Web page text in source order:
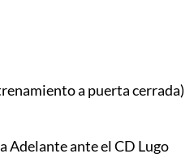
a puerta cerrada)
Adelante ante el CD Lugo